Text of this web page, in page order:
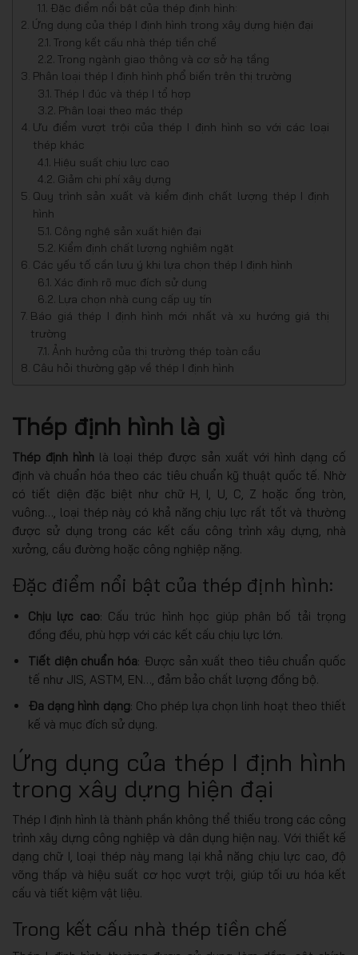
Đặc điểm nổi bật của thép định hình:
Ứng dụng của thép I định hình trong xây dựng hiện đại
Trong kết cấu nhà thép tiền chế
Trong ngành giao thông và cơ sở hạ tầng
Phân loại thép I định hình phổ biến trên thị trường
Thép I đúc và thép I tổ hợp
Phân loại theo mác thép
Ưu điểm vượt trội của thép I định hình so với các loại
thép khác
Hiệu suất chịu lực cao
Giảm chi phí xây dựng
Quy trình sản xuất và kiểm định chất lượng thép I định
hình
Công nghệ sản xuất hiện đại
Kiểm định chất lượng nghiêm ngặt
Các yếu tố cần lưu ý khi lựa chọn thép I định hình
Xác định rõ mục đích sử dụng
Lựa chọn nhà cung cấp uy tín
Báo giá thép I định hình mới nhất và xu hướng giá thị
trường
Ảnh hưởng của thị trường thép toàn cầu
Câu hỏi thường gặp về thép I định hình
Thép định hình là gì
Thép định hình là loại thép được sản xuất với hình dạng cố
định và chuẩn hóa theo các tiêu chuẩn kỹ thuật quốc tế. Nhờ
có tiết diện đặc biệt như chữ H, I, U, C, Z hoặc ống tròn,
vuông…, loại thép này có khả năng chịu lực rất tốt và thường
được sử dụng trong các kết cấu công trình xây dựng, nhà
xưởng, cầu đường hoặc công nghiệp nặng.
Đặc điểm nổi bật của thép định hình:
Chịu lực cao: Cấu trúc hình học giúp phân bố tải trọng
đồng đều, phù hợp với các kết cấu chịu lực lớn.
Tiết diện chuẩn hóa: Được sản xuất theo tiêu chuẩn quốc
tế như JIS, ASTM, EN…, đảm bảo chất lượng đồng bộ.
Đa dạng hình dạng: Cho phép lựa chọn linh hoạt theo thiết
kế và mục đích sử dụng.
Ứng dụng của thép I định hình
trong xây dựng hiện đại
Thép I định hình là thành phần không thể thiếu trong các công
trình xây dựng công nghiệp và dân dụng hiện nay. Với thiết kế
dạng chữ I, loại thép này mang lại khả năng chịu lực cao, độ
võng thấp và hiệu suất cơ học vượt trội, giúp tối ưu hóa kết
cấu và tiết kiệm vật liệu.
Trong kết cấu nhà thép tiền chế